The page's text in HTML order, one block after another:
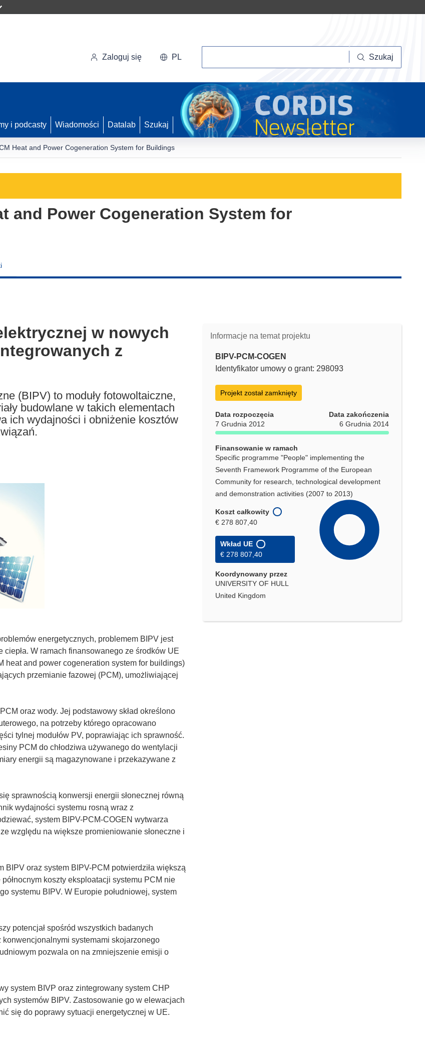
Zaloguj się PL Szukaj
i podcasty Wiadomości Datalab Szukaj
Heat and Power Cogeneration System for Buildings
and Power Cogeneration System for
w nowych
z
(BIPV) to moduły fotowoltaiczne,
budowlane w takich elementach
ich wydajności i obniżenie kosztów
energetycznych, problemem BIPV jest
W ramach finansowanego ze środków UE
heat and power cogeneration system for buildings)
przemianie fazowej (PCM), umożliwiającej
oraz wody. Jej podstawowy skład określono
na potrzeby którego opracowano
tylnej modułów PV, poprawiając ich sprawność.
PCM do chłodziwa używanego do wentylacji
energii są magazynowane i przekazywane z
sprawnością konwersji energii słonecznej równą
wydajności systemu rosną wraz z
system BIPV-PCM-COGEN wytwarza
względu na większe promieniowanie słoneczne i
oraz system BIPV-PCM potwierdziła większą
koszty eksploatacji systemu PCM nie
systemu BIPV. W Europie południowej, system
potencjał spośród wszystkich badanych
systemami skojarzonego
pozwala on na zmniejszenie emisji o
system BIVP oraz zintegrowany system CHP
systemów BIPV. Zastosowanie go w elewacjach
się do poprawy sytuacji energetycznej w UE.
Informacje na temat projektu
BIPV-PCM-COGEN
Identyfikator umowy o grant: 298093
Projekt został zamknięty
Data rozpoczęcia
7 Grudnia 2012
Data zakończenia
6 Grudnia 2014
Finansowanie w ramach
Specific programme "People" implementing the
Seventh Framework Programme of the European
Community for research, technological development
and demonstration activities (2007 to 2013)
Koszt całkowity
€ 278 807,40
Wkład UE
€ 278 807,40
Koordynowany przez
UNIVERSITY OF HULL
United Kingdom